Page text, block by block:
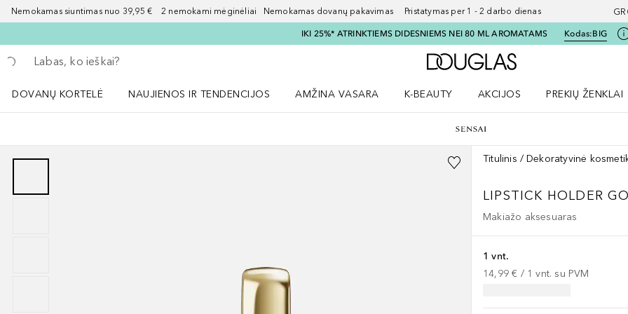
Nemokamas siuntimas nuo 39,95 € 2 nemokami mėginėliai Nemokamas dovanų pakavimas Pristatymas per 1 - 2 darbo dienas
IKI 25%* ATRINKTIEMS DIDESNIEMS NEI 80 ML AROMATAMS Kodas:BIG
Grįžk atgal
Vykdykite paiešką
Į Douglas pagrindinį
DOVANŲ KORTELĖ
NAUJIENOS IR TENDENCIJOS
AMŽINA VASARA
K-BEAUTY
AKCIJOS
PREKIŲ ŽENKLAI
Titulinis Dekoratyvinė
LIPSTICK HOLDER
Makiažo aksesuaras
1 vnt.
14,99 € / 1 vnt. su PVM